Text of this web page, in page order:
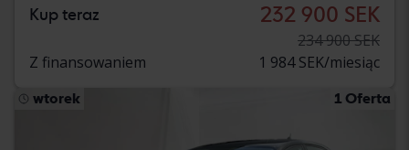
Kup teraz 232 900 SEK
234 900 SEK
Z finansowaniem
1 984 SEK/miesiąc
wtorek 1 Oferta